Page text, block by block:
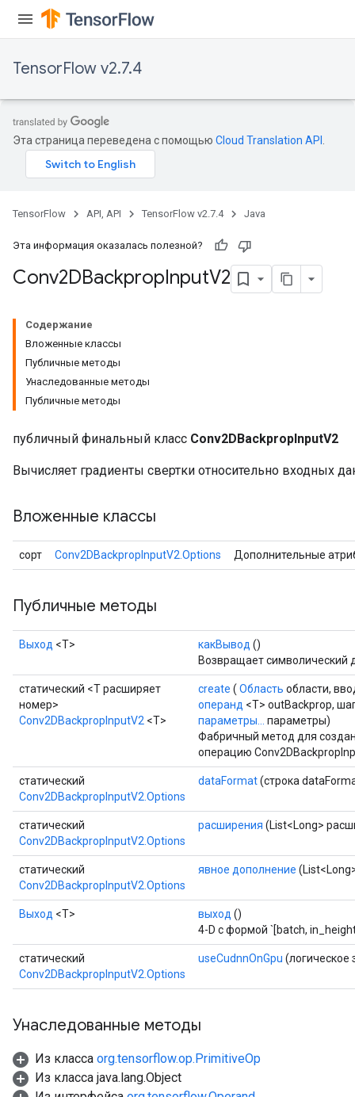
TensorFlow v2.7.4
Эта страница переведена с помощью Cloud Translation API
TensorFlow API, API TensorFlow v2.7.4 Java
Эта информация оказалась полезной?
Conv2DBackpropInputV2
Содержание
Вложенные классы
Публичные методы
Унаследованные методы
Публичные методы
публичный финальный класс Conv2DBackpropInputV2
Вычисляет градиенты свертки относительно входных
Вложенные классы
сорт Conv2DBackpropInputV2.Options Дополнительные
Публичные методы
Выход <Т> какВывод ()
Возвращает символический
статический <T расширяет
номер>
Conv2DBackpropInputV2 <T>
create ( Область области,
операнд <T> outBackprop,
параметры...
параметры)
Фабричный метод для
операцию
статический
Conv2DBackpropInputV2.Options
dataFormat(строка
статический
Conv2DBackpropInputV2.Options
расширения (List<Long>
статический
Conv2DBackpropInputV2.Options
явное дополнение
Выход <Т> выход ()
4-D с формой `[batch,
статический
Conv2DBackpropInputV2.Options
useCudnnOnGpu (логическое
Унаследованные методы
Из класса org.tensorflow.op.PrimitiveOp
Из класса java.lang.Object